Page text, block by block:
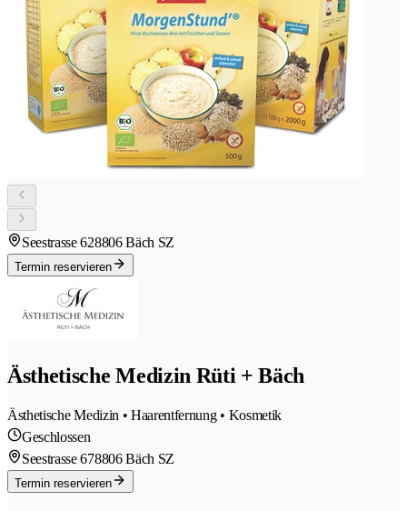
Seestrasse 628806 Bäch SZ
Termin reservieren
Ästhetische Medizin Rüti + Bäch
Ästhetische Medizin • Haarentfernung • Kosmetik
Geschlossen
Seestrasse 678806 Bäch SZ
Termin reservieren